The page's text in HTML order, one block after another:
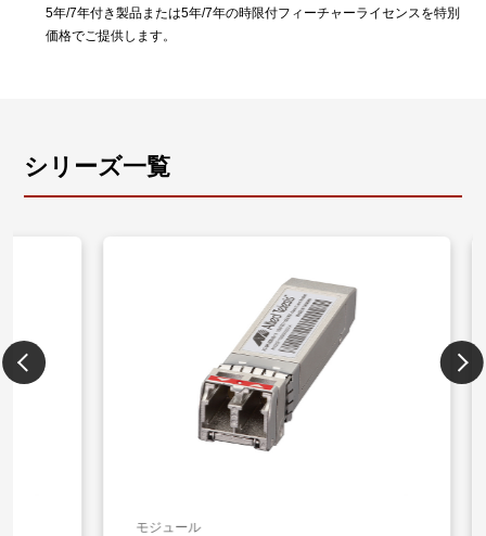
5年/7年付き製品または5年/7年の時限付フィーチャーライセンスを特別
価格でご提供します。
シリーズ一覧